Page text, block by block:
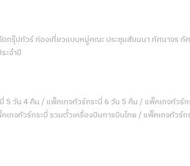
ดกรุ๊ปทัวร์ ท่องเที่ยวแบบหมู่คณะ ประชุมสัมมนา ทัศนาจร
ะจำปี
วัน 4 คืน / แพ็คเกจทัวร์กระบี่ 6 วัน 5 คืน / แพ็คเกจทัวร์
กจทัวร์กระบี่ รวมตั๋วเครื่องบินการบินไทย / แพ็คเกจทัวร์ก